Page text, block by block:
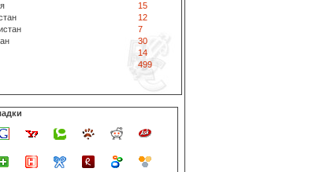
15
12
7
30
14
499